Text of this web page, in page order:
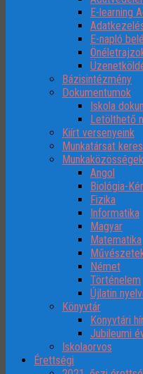
E-learning
E-napló
Bázisintézmény
Dokumentumok
Iskola
Letölthető
Kiírt versenyeink
Munkatársat
Munkaközösségek
Angol
Biológia-
Fizika
Informatika
Magyar
Matematika
Német
Történelem
Újlatin
Könyvtár
Könyvtári
Jubileumi
Iskolaorvos
Érettségi